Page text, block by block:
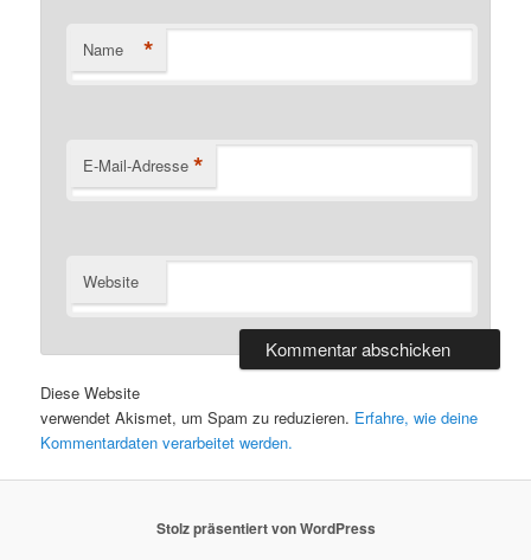
Name *
E-Mail-Adresse *
Website
Diese Website
verwendet Akismet, um Spam zu reduzieren. Erfahre, wie deine
Kommentardaten verarbeitet werden.
Stolz präsentiert von WordPress